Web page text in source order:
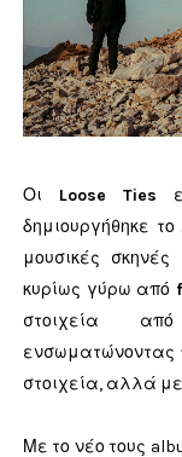
Οι Loose Ties
δημιουργήθηκε
μουσικές
κυρίως γύρω από
στοιχεία
ενσωματώνοντας
στοιχεία, αλλά
Με το νέο τους